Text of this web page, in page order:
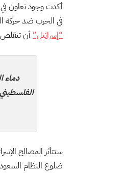
أكدت وجود تعاون في
في الحرب ضد حركة
“إسرائيل”أن
دماء
ستتأثر المصالح
ضلوع النظام